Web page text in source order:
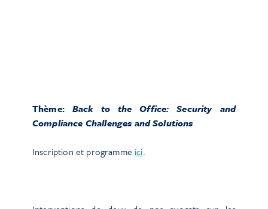
Thème: Back to the Office: Security and
Compliance Challenges and Solutions
Inscription et programme ici.